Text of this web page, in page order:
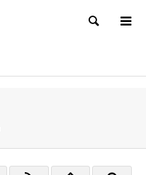
検索